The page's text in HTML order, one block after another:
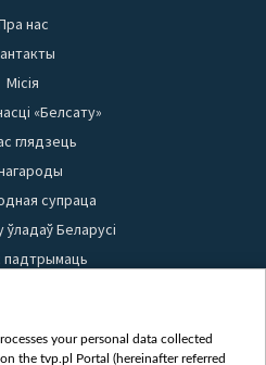
нас
Місія
«Белсату»
глядзець
супраца
ўладаў Беларусі
падтрымаць
матэрыялаў
your personal data collected
the tvp.pl Portal (hereinafter referred